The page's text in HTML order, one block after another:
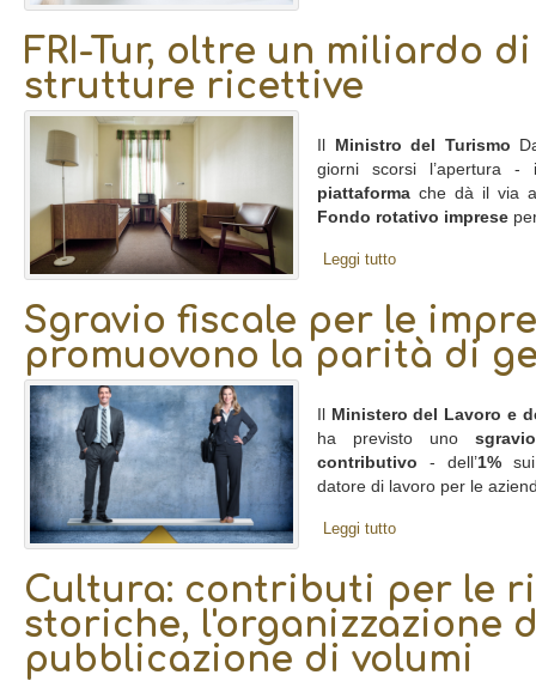
FRI-Tur, oltre un miliardo
strutture ricettive
Ministro del Turismo
giorni scorsi l’apertura
piattaforma che dà il via
Fondo rotativo imprese
Leggi tutto
Sgravio fiscale per le
promuovono la parità di
Ministero del Lavoro e
ha previsto uno
contributivo - dell’1%
datore di lavoro per le
Leggi tutto
Cultura: contributi per le
storiche, l'organizzazione
pubblicazione di volumi